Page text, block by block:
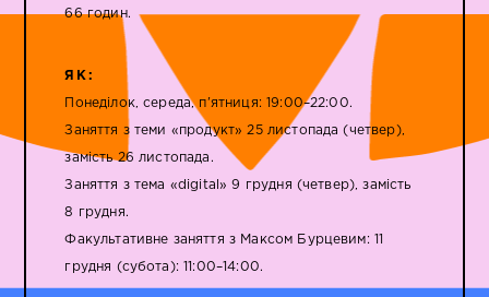
66 годин.
ЯК:
Понеділок, середа, п'ятниця: 19:00–22:00.
Заняття з теми «продукт» 25 листопада (четвер),
замість 26 листопада.
Заняття з тема «digital» 9 грудня (четвер), замість
8 грудня.
Факультативне заняття з Максом Бурцевим: 11
грудня (субота): 11:00–14:00.